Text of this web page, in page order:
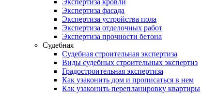
Экспертиза фасада
Экспертиза устройства пола
Экспертиза отделочных работ
Экспертиза прочности бетона
Судебная
Судебная строительная экспертиза
Виды судебных строительных экспертиз
Градостроительная экспертиза
Как узаконить дом и прописаться в нем
Как узаконить перепланировку квартиры